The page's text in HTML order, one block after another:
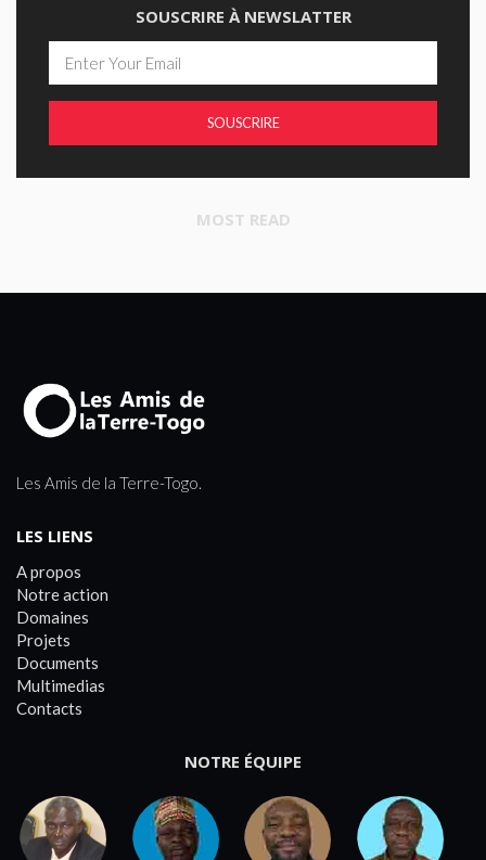
SOUSCRIRE À NEWSLATTER
SOUSCRIRE
MOST READ
Les Amis de la Terre-Togo.
LES LIENS
A propos
Notre action
Domaines
Projets
Documents
Multimedias
Contacts
NOTRE ÉQUIPE